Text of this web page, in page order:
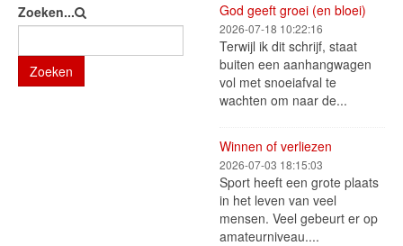
Zoeken...
Zoeken
God geeft groei (en bloei)
2026-07-18 10:22:16
Terwijl ik dit schrijf, staat
buiten een aanhangwagen
vol met snoeiafval te
wachten om naar de...
Winnen of verliezen
2026-07-03 18:15:03
Sport heeft een grote plaats
in het leven van veel
mensen. Veel gebeurt er op
amateurniveau....